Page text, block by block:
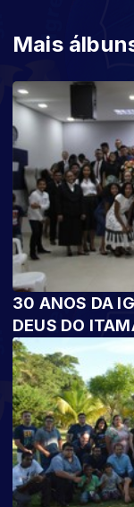
Mais
30 ANOS DA
DEUS DO